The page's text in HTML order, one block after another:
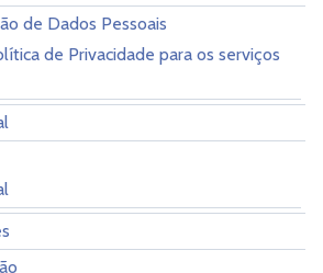
de Dados Pessoais
de Privacidade para os serviços